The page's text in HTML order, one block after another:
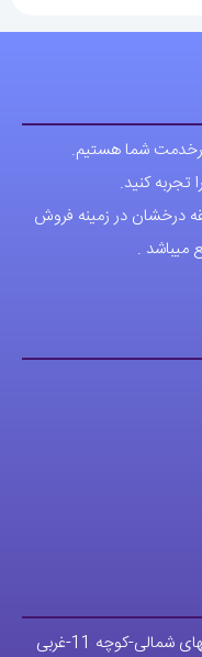
درخدمت شما هستیم.
تجربه کنید.
با بیش از 20 سال سابقه درخشان در زمینه فروش
.
کوچه 11-غربی